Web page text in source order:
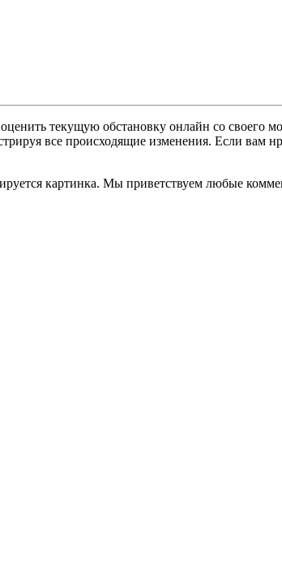
текущую обстановку онлайн со своего
все происходящие изменения. Если вам
картинка. Мы приветствуем любые